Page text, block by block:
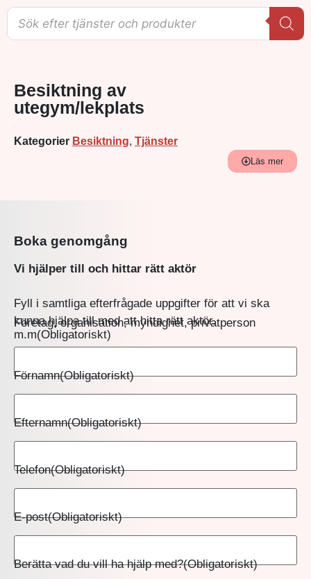
Besiktning av
utegym/lekplats
Kategorier Besiktning, Tjänster
Läs mer
Boka genomgång
Vi hjälper till och hittar rätt aktör
Fyll i samtliga efterfrågade uppgifter för att vi ska
kunna hjälpa till med att hitta rätt aktör.
Företag, organisation, myndighet, privatperson
m.m(Obligatoriskt)
Förnamn(Obligatoriskt)
Efternamn(Obligatoriskt)
Telefon(Obligatoriskt)
E-post(Obligatoriskt)
Berätta vad du vill ha hjälp med?(Obligatoriskt)